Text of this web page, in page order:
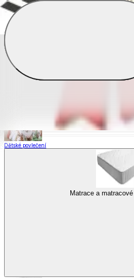
Saténové povlečení
Povlečení s fototiskem
Dětské povlečení
Matrace a